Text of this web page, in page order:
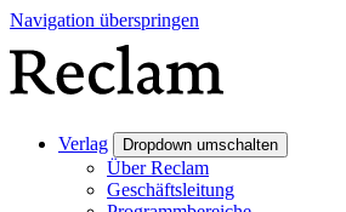
Navigation überspringen
Verlag Dropdown umschalten
Über Reclam
Geschäftsleitung